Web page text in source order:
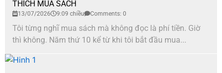
THÍCH MUA SÁCH
13/07/2026 9:09 chiều Comments: 0
Tôi từng nghĩ mua sách mà không đọc là phí tiền. Giờ
thì không. Năm thứ 10 kể từ khi tôi bắt đầu mua...